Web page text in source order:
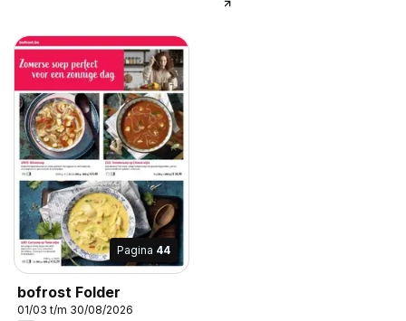
Pagina 44
bofrost Folder
01/03 t/m 30/08/2026